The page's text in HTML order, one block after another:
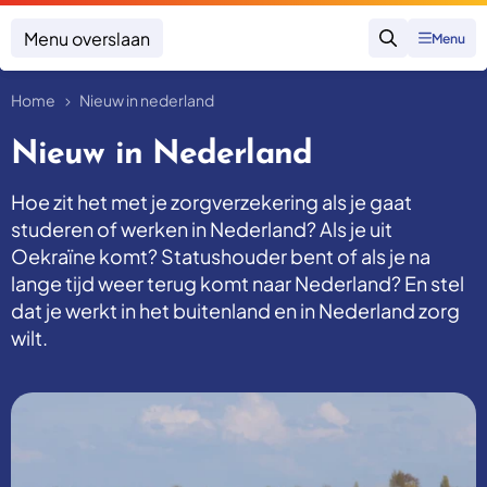
Menu overslaan
Zoeken
Menu
Zorgverzekering afsluiten
Zorgverzekering betalen
Vergoeding van zorg
Zorg in het buitenland
Nieuw in Nederland
Geen zorgverzekering
Focus en impact
Uitspraken
Trainingen
Over SKGZ
Nieuws
Home Nieuw in nederland
Nieuw in Nederland
Hoe zit het met je zorgverzekering als je gaat
studeren of werken in Nederland? Als je uit
Oekraïne komt? Statushouder bent of als je na
lange tijd weer terug komt naar Nederland? En stel
dat je werkt in het buitenland en in Nederland zorg
wilt.